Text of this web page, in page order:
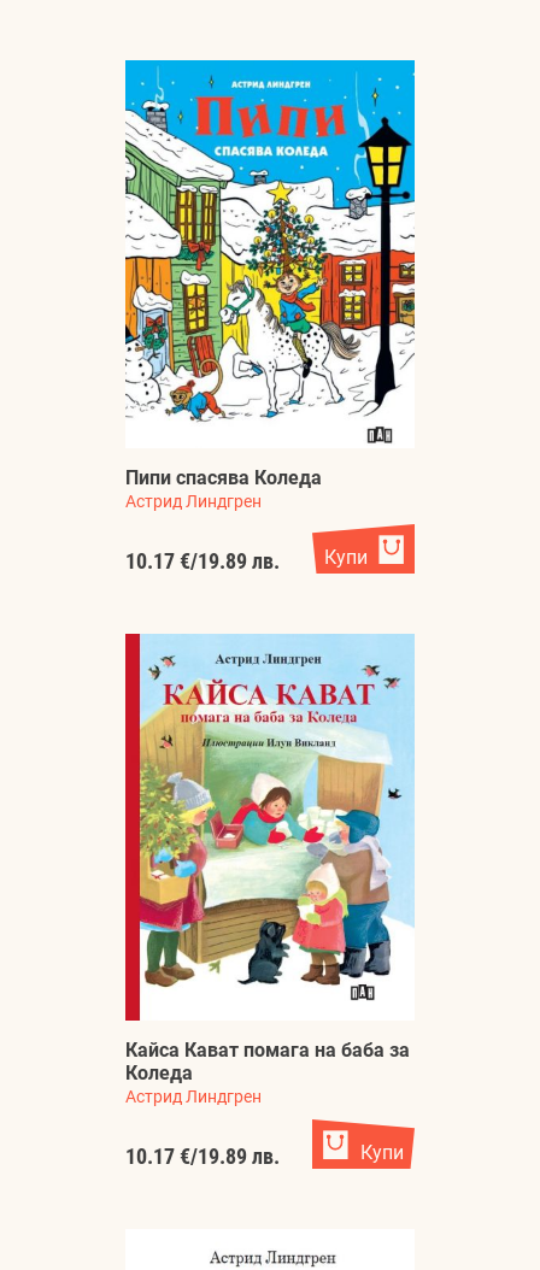
Пипи спасява Коледа
Астрид Линдгрен
10.17 €/19.89 лв. Купи
Кайса Кават помага на баба за
Коледа
Астрид Линдгрен
10.17 €/19.89 лв. Купи